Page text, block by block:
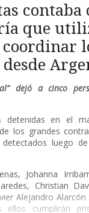
contaba
que
coordinar
dejó a cinco
detenidas en el
los grandes
detectados luego
Johanna
Christian
Alejandro Alarcón
ellos cumplirán